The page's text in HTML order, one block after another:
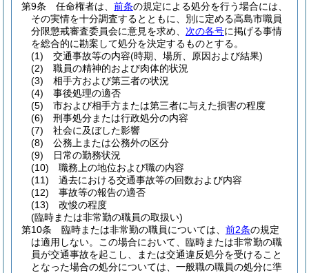
第9条
任命権者は、 前条の規定による処分を行う場合には、
その実情を十分調査するとともに、別に定める高島市職員
分限懲戒審査委員会に意見を求め、 次の各号に掲げる事情
を総合的に勘案して処分を決定するものとする。
(1)
交通事故等の内容(時期、場所、原因および結果)
(2)
職員の精神的および肉体的状況
(3)
相手方および第三者の状況
(4)
事後処理の適否
(5)
市および相手方または第三者に与えた損害の程度
(6)
刑事処分または行政処分の内容
(7)
社会に及ぼした影響
(8)
公務上または公務外の区分
(9)
日常の勤務状況
(10)
職務上の地位および職の内容
(11)
過去における交通事故等の回数および内容
(12)
事故等の報告の適否
(13)
改悛の程度
(臨時または非常勤の職員の取扱い)
第10条
臨時または非常勤の職員については、 前2条の規定
は適用しない。
この場合において、臨時または非常勤の職
員が交通事故を起こし、または交通違反処分を受けること
となった場合の処分については、一般職の職員の処分に準